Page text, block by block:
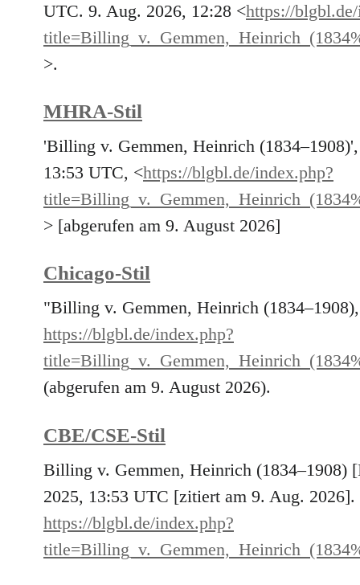
UTC. 9. Aug. 2026, 12:28 <https://
>.
MHRA-Stil
'Billing v. Gemmen, Heinrich
13:53 UTC, <https://blgbl.de/index.php?
> [abgerufen am 9. August 2026]
Chicago-Stil
"Billing v. Gemmen, Heinrich
https://blgbl.de/index.php?
(abgerufen am 9. August 2026).
CBE/CSE-Stil
Billing v. Gemmen, Heinrich (1834–1908)
2025, 13:53 UTC [zitiert am 9. Aug. 2026].
https://blgbl.de/index.php?